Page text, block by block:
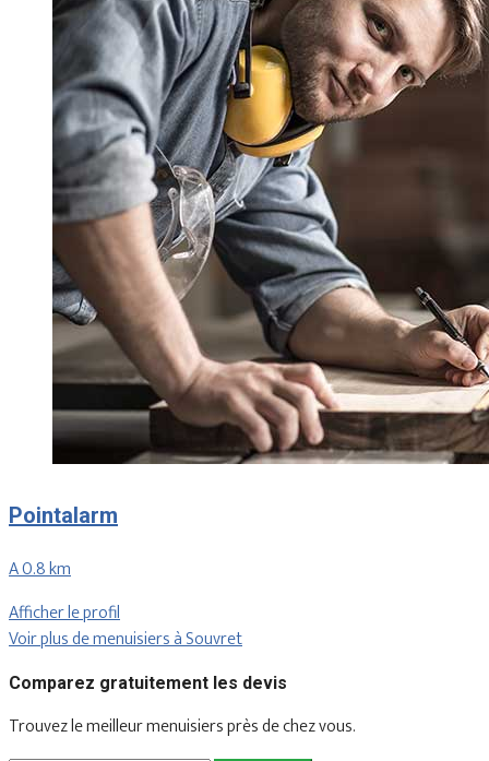
Pointalarm
A 0.8 km
Afficher le profil
Voir plus de menuisiers à Souvret
Comparez gratuitement les devis
Trouvez le meilleur menuisiers près de chez vous.